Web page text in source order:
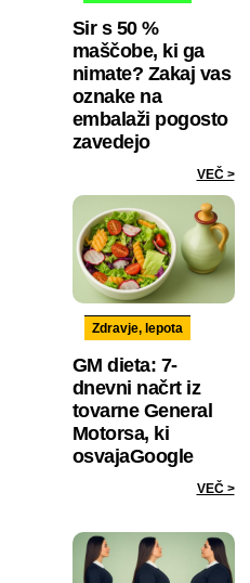
Sir s 50 %
maščobe, ki ga
nimate? Zakaj vas
oznake na
embalaži pogosto
zavedejo
VEČ >
Zdravje, lepota
GM dieta: 7-
dnevni načrt iz
tovarne General
Motorsa, ki
osvajaGoogle
VEČ >